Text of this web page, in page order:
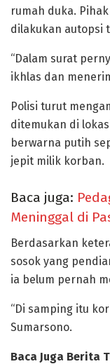
rumah duka.
dilakukan autopsi
“Dalam surat
ikhlas dan
Polisi turut
ditemukan di
berwarna putih
jepit milik korban.
Baca juga:
Meninggal di
Berdasarkan
sosok yang
ia belum pernah
“Di samping itu
Sumarsono.
Baca Juga Berita